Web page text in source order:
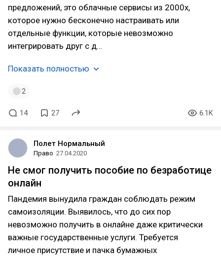
предложений, это облачные сервисы из 2000х,
которое нужно бесконечно настраивать или
отдельные функции, которые невозможно
интегрировать друг с д…
Показать полностью
2
14 27 6.1K
Полет Нормальный
Право 27.04.2020
Не смог получить пособие по безработице
онлайн
Пандемия вынудила граждан соблюдать режим
самоизоляции. Выявилось, что до сих пор
невозможно получить в онлайне даже критически
важные государственные услуги. Требуется
личное присутствие и пачка бумажных